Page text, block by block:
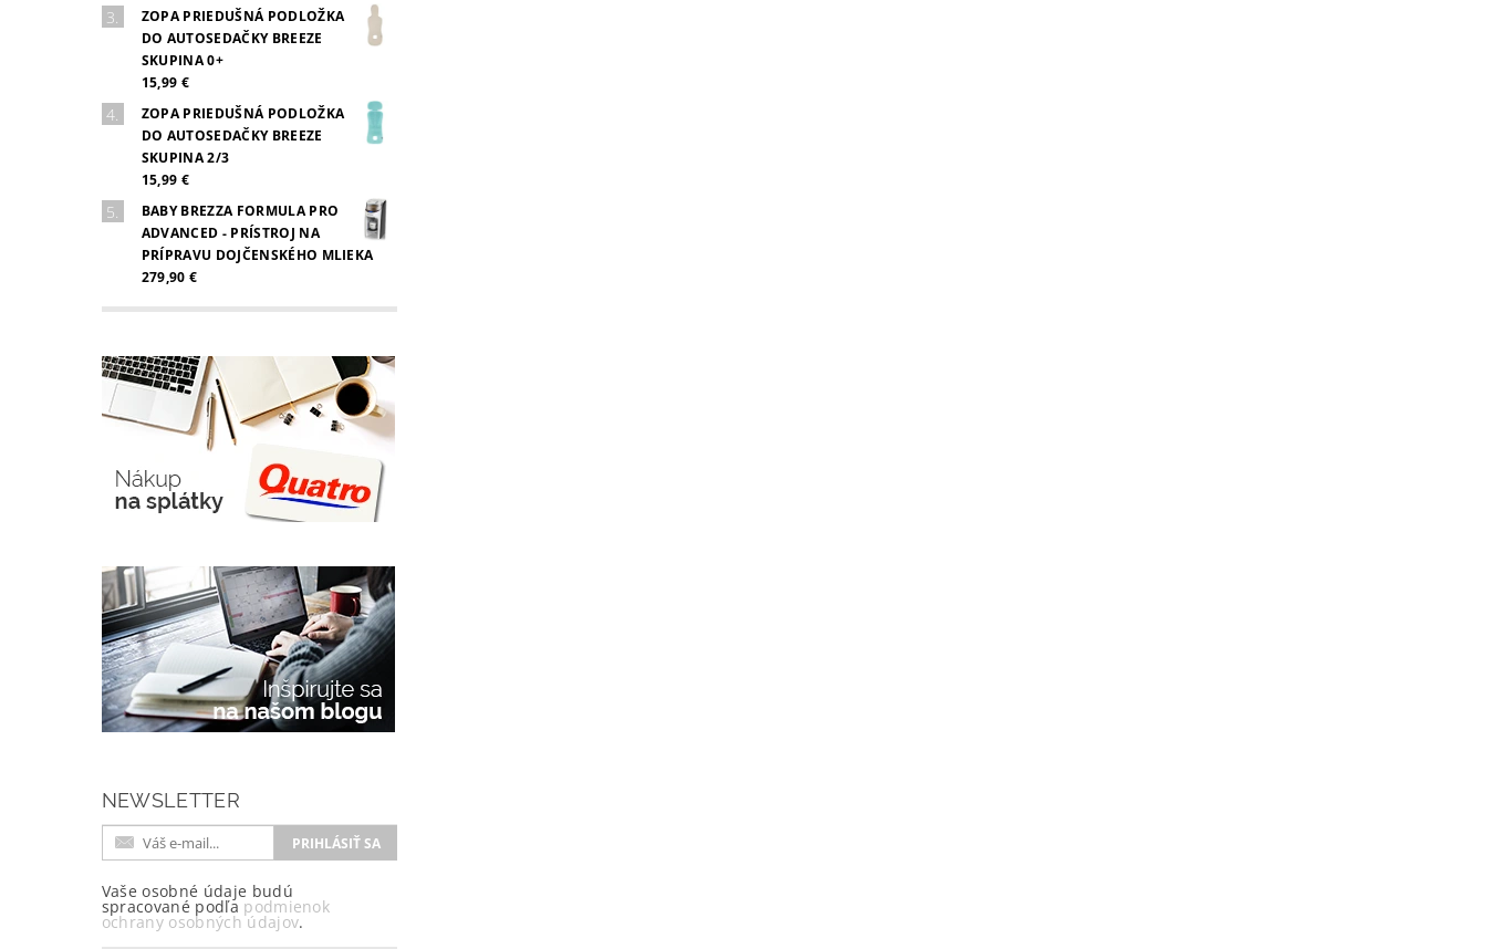
ZOPA PRIEDUŠNÁ PODLOŽKA
DO AUTOSEDAČKY BREEZE
SKUPINA 0+
15,99 €
ZOPA PRIEDUŠNÁ PODLOŽKA
DO AUTOSEDAČKY BREEZE
SKUPINA 2/3
15,99 €
BABY BREZZA FORMULA PRO
ADVANCED - PRÍSTROJ NA
PRÍPRAVU DOJČENSKÉHO MLIEKA
279,90 €
NEWSLETTER
Vaše osobné údaje budú
spracované podľa podmienok
ochrany osobných údajov.